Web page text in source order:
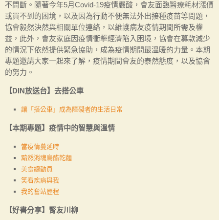
不間斷。隨著今年5月Covid-19疫情嚴酸，會友面臨醫療耗材漲價
或買不到的困境，以及因為行動不便無法外出接種疫苗等問題，
協會毅然決然與相關單位連絡，以維護病友疫情期間所需及權
益，此外，會友家庭因疫情衝擊經濟陷入困境，協會在募款減少
的情況下依然提供緊急協助，成為疫情期間最溫暖的力量。本期
專題邀請大家一起來了解，疫情期間會友的泰然態度，以及協會
的努力。
【DIN放送台】去搭公車
讓「搭公車」成為障礙者的生活日常
【本期專題】疫情中的智慧與溫情
當疫情蔓延時
黯然消魂烏醋乾麵
美食總動員
笑看疾病與我
我的奮站歷程
【好書分享】腎友川柳